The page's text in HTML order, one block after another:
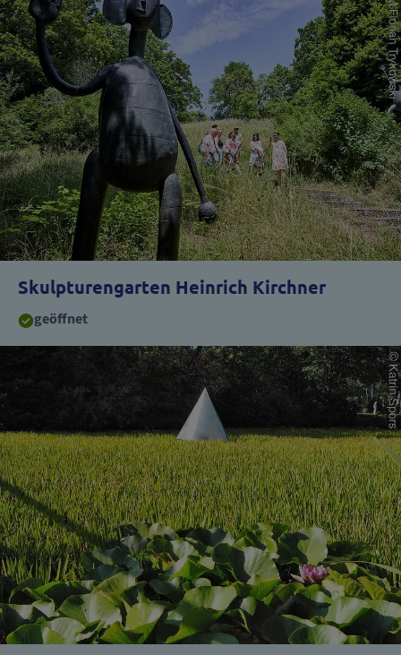
Skulpturengarten Heinrich Kirchner
geöffnet